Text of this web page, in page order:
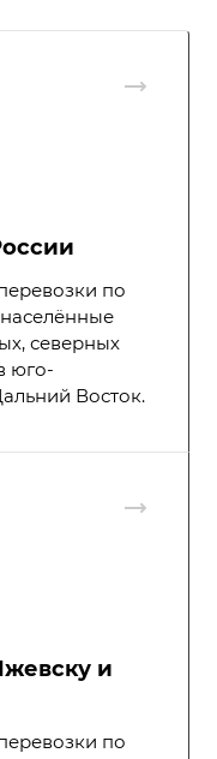
по
северных
юго-
Восток.
и
по